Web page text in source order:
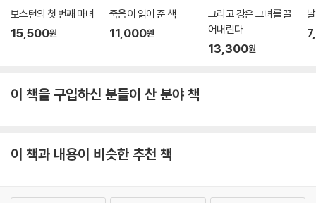
사랑하거나 방탕하게 살려는 욕망도 잃어버렸다. 그는 몇몇 여자와 여기저
기서 만난 남자들에게 자신이 종종 잔인하게 굴었다는 사실이 부끄러워졌
다. “그들은 그를 따라 이곳저곳으로 정신적 모험을 떠났지만 아무 탈 없이
돌아온 사람은 그뿐이었다”라고 그는 회한에 잠겨 생각한다. 에이머리는
에고이스트(egoist)와 비슷한 의미지만, 전자는 ‘자아도취자’, 후자는 ‘이
을 곧 알아차렸지.”
보스턴의 첫 번째 마녀
15,500원
죽음이 읽어 준 책
11,000원
그리고 강은 그녀를 끌
어내린다
13,300원
이 책을 구입하신 분들이 산 분야 책
이 책과 내용이 비슷한 추천 책